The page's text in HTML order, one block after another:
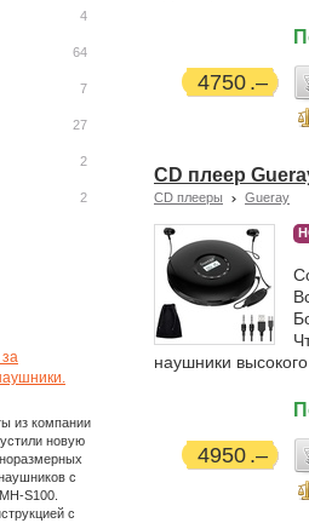
4750
CD плеер
CD плееры Gueray
наушники
4950
4
64
7
27
2
2
из компании
новую
с
S100.
с